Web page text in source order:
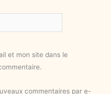
et mon site dans le
commentaires par e-